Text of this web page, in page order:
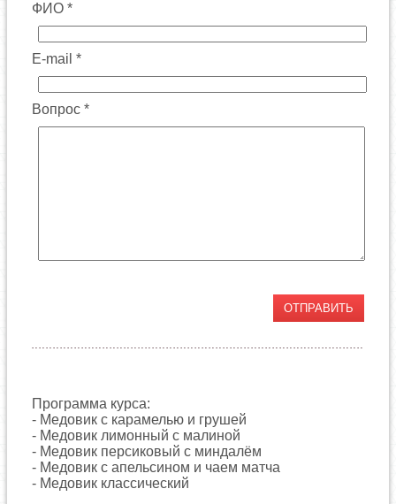
ФИО *
E-mail *
Вопрос *
Программа курса:
- Медовик с карамелью и грушей
- Медовик лимонный с малиной
- Медовик персиковый с миндалём
- Медовик с апельсином и чаем матча
- Медовик классический